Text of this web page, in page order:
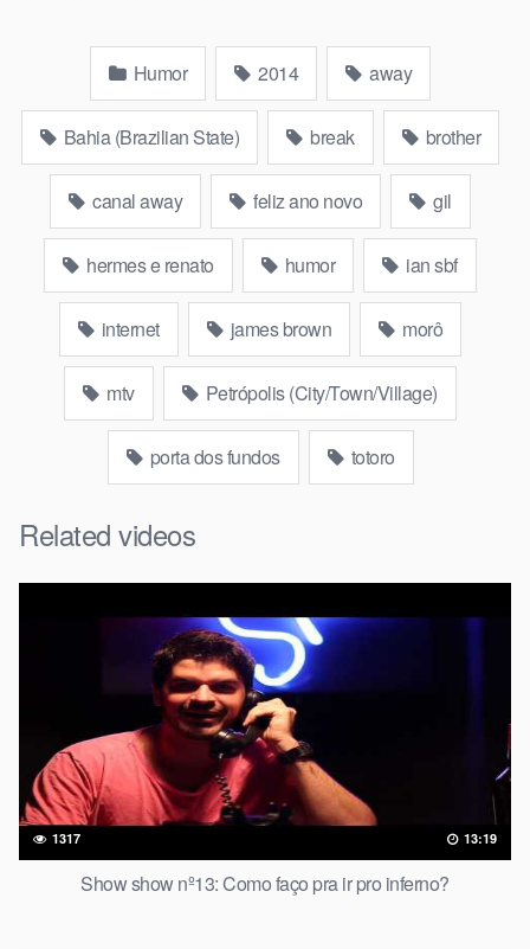
Humor 2014 away
Bahia (Brazilian State) break brother
canal away feliz ano novo gil
hermes e renato humor ian sbf
internet james brown morô
mtv Petrópolis (City/Town/Village)
porta dos fundos totoro
Related videos
1317 13:19
Show show nº13: Como faço pra ir pro inferno?